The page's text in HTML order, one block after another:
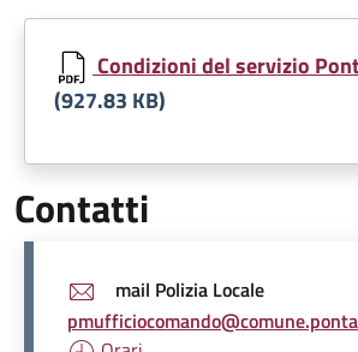
Document
Condizioni del servizio
(927.83 KB)
Contatti
mail Polizia Locale